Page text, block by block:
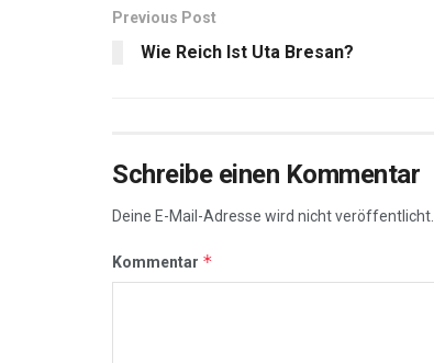
Previous Post
Wie Reich Ist Uta Bresan?
Schreibe einen Kommentar
Deine E-Mail-Adresse wird nicht veröffentlicht.
Kommentar *